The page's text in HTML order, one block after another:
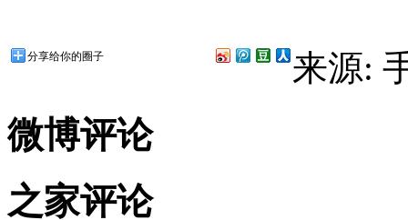
分享给你的圈子 来源:
微博评论
之家评论